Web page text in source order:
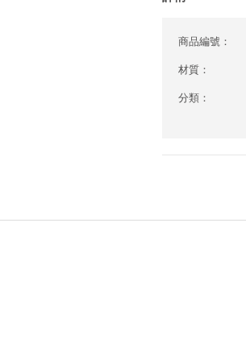
商品編號：
材質：
分類：